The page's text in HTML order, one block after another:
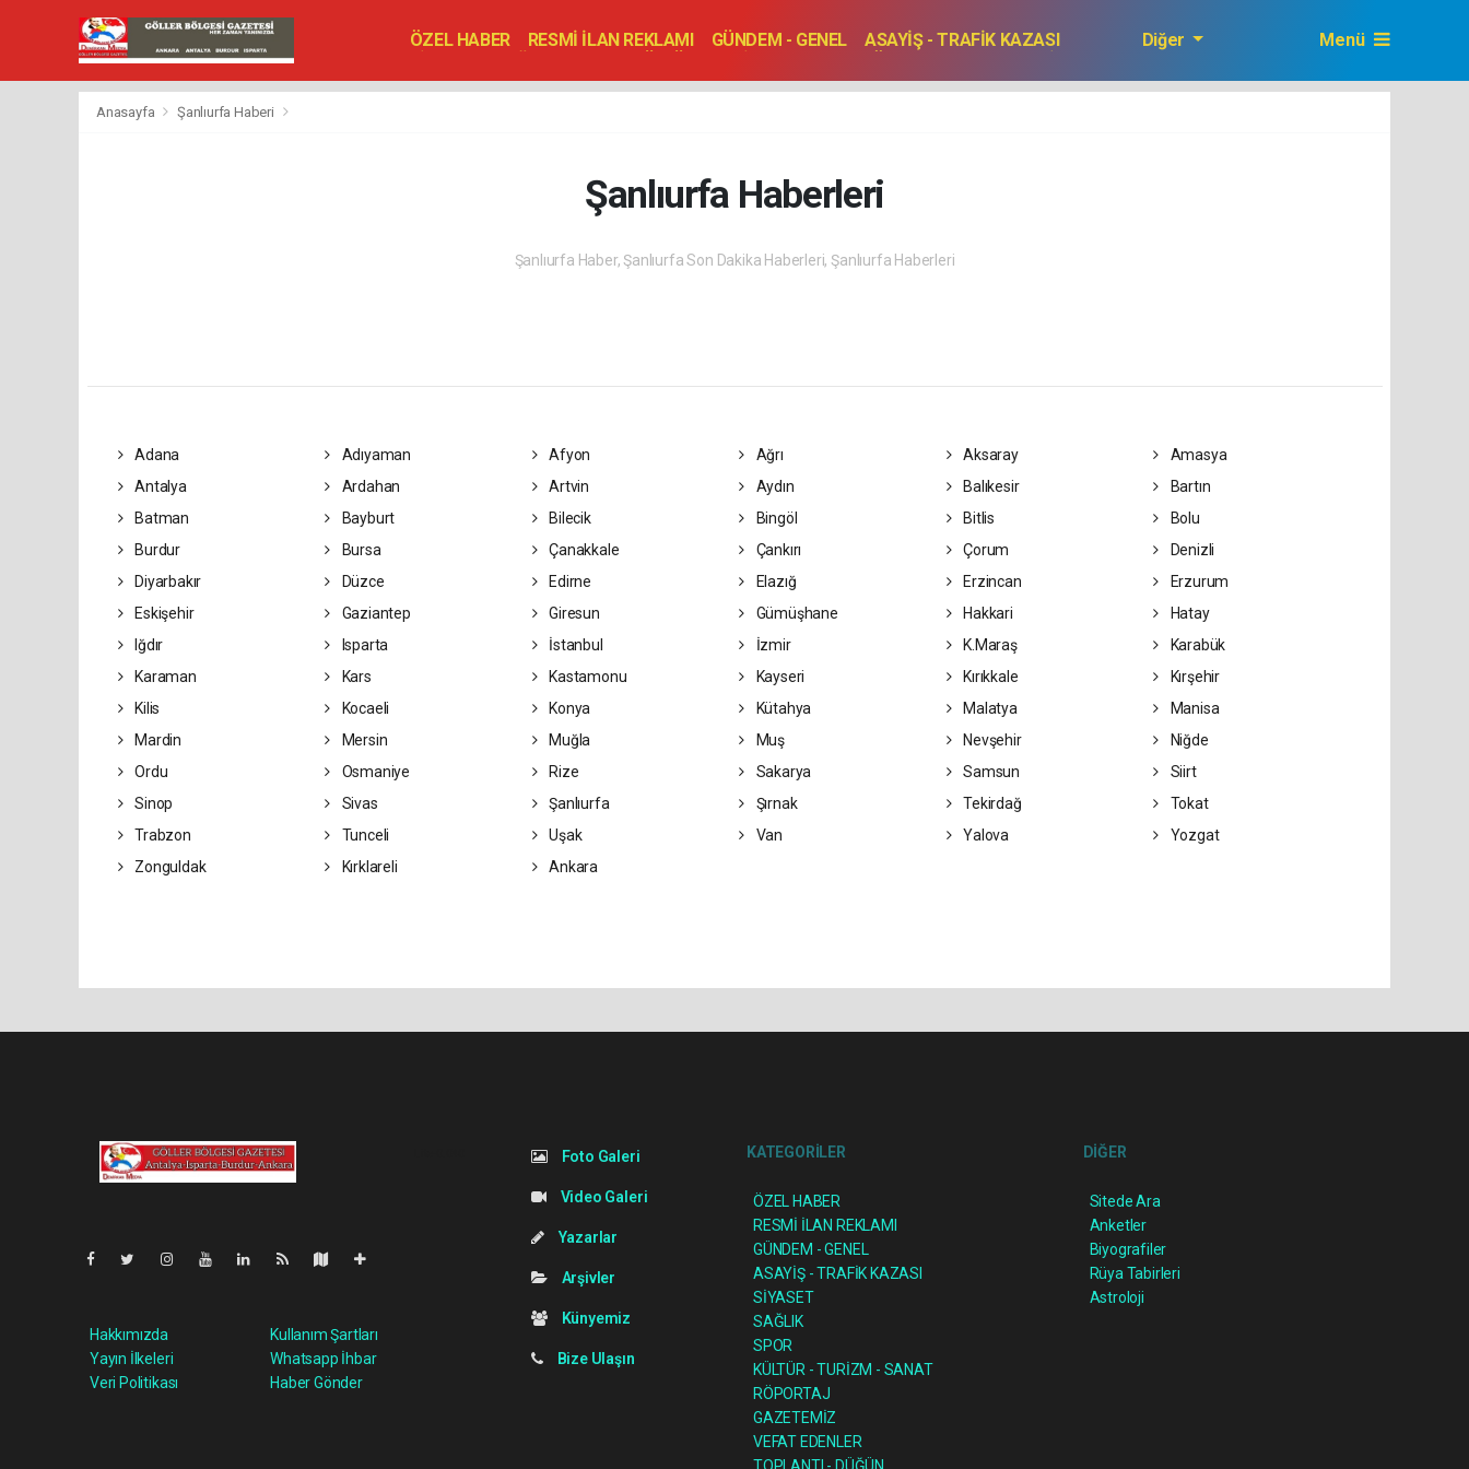
ÖZEL HABER RESMİ İLAN REKLAMI GÜNDEM - GENEL
ASAYİŞ - TRAFİK KAZASI
VEFAT EDENLER
TOPLANTI - DÜĞÜN
Diğer Menü
Anasayfa Şanlıurfa Haberi
Şanlıurfa Haberleri
Şanlıurfa Haber, Şanlıurfa Son Dakika Haberleri, Şanlıurfa Haberleri
Adana Adıyaman Afyon Ağrı Aksaray
Amasya
Antalya
Ardahan Artvin Aydın Balıkesir
Bartın
Batman
Bayburt Bilecik Bingöl Bitlis
Bolu
Burdur
Bursa Çanakkale Çankırı Çorum
Denizli
Diyarbakır
Düzce Edirne Elazığ Erzincan
Erzurum
Eskişehir
Gaziantep Giresun Gümüşhane Hakkari
Hatay
Iğdır
Isparta İstanbul İzmir K.Maraş
Karabük
Karaman
Kars Kastamonu Kayseri Kırıkkale
Kırşehir
Kilis
Kocaeli Konya Kütahya Malatya
Manisa
Mardin
Mersin Muğla Muş Nevşehir
Niğde
Ordu
Osmaniye Rize Sakarya Samsun
Siirt
Sinop
Sivas Şanlıurfa Şırnak Tekirdağ
Tokat
Trabzon
Tunceli Uşak Van Yalova
Yozgat
Zonguldak
Kırklareli Ankara
Hakkımızda
Yayın İlkeleri
Veri Politikası
Kullanım Şartları
Whatsapp İhbar
Haber Gönder
Foto Galeri
Video Galeri
Yazarlar
Arşivler
Künyemiz
Bize Ulaşın
KATEGORİLER
ÖZEL HABER
RESMİ İLAN REKLAMI
GÜNDEM - GENEL
ASAYİŞ - TRAFİK KAZASI
SİYASET
SAĞLIK
SPOR
KÜLTÜR - TURİZM - SANAT
RÖPORTAJ
GAZETEMİZ
VEFAT EDENLER
DİĞER
Sitede Ara
Anketler
Biyografiler
Rüya Tabirleri
Astroloji